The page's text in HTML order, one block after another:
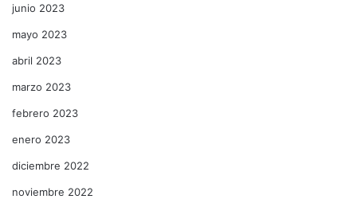
junio 2023
mayo 2023
abril 2023
marzo 2023
febrero 2023
enero 2023
diciembre 2022
noviembre 2022